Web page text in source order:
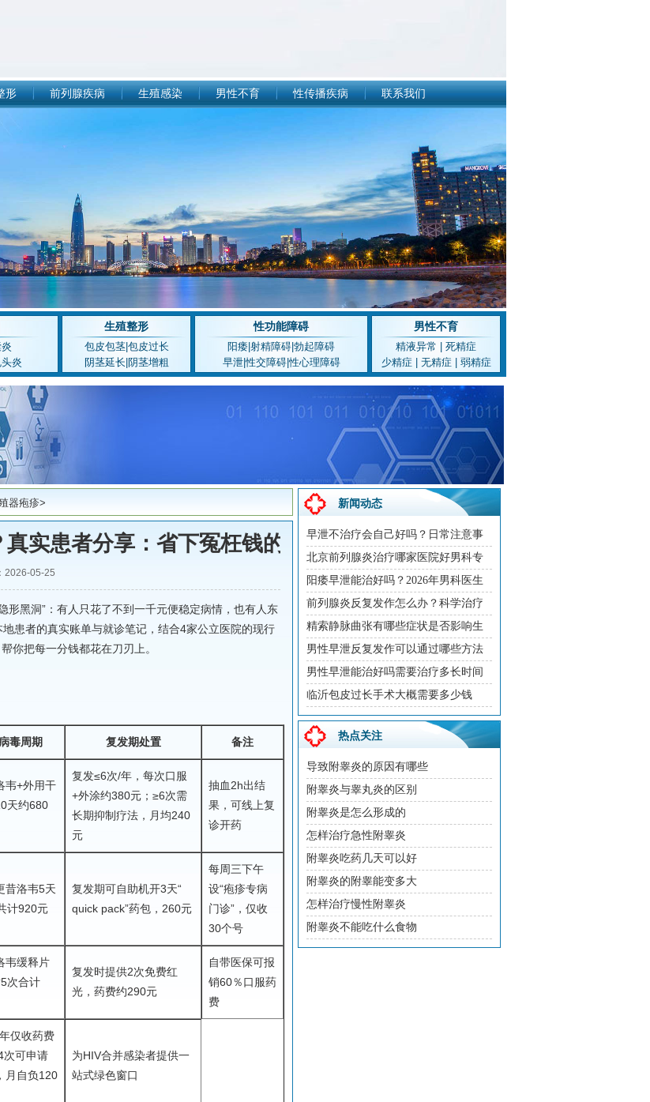
形 前列腺疾病 生殖感染 男性不育 性传播疾病 联系我们
炎
生殖整形
包皮包茎| 包皮过长
阴茎延长 阴茎增粗
性功能障碍
阳痿 射精障碍 勃起障碍
早泄|性交障碍|性心理障碍
男性不育
精液异常
死精症
少精症
无精症 弱精症
器疱疹>
实患者分享：省下冤枉钱的秘密
2026-05-25
形黑洞”：有人只花了不到一千元便稳定病情，也有人东
患者的真实账单与就诊笔记，结合4家公立医院的现行
你把每一分钱都花在刀刃上。
毒周期 复发期处置 备注
韦+外用干
天约680
复发≤6次/年，每次口服
+外涂约380元；≥6次需
长期抑制疗法，月均240
元
抽血2h出结
果，可线上复
诊开药
昔洛韦5天
计920元
复发期可自助机开3天“
quick pack”药包，260元
每周三下午
设“疱疹专病
门诊”，仅收
30个号
韦缓释片
次合计
复发时提供2次免费红
光，药费约290元
自带医保可报
销60％口服药
费
仅收药费
次可申请
月自负120
为HIV合并感染者提供一
站式绿色窗口
新闻动态
早泄不治疗会自己好吗？日常注意事
项
北京前列腺炎治疗哪家医院好男科专
家门诊2026
阳痿早泄能治好吗？2026年男科医生
详解病因与科学治疗方案
前列腺炎反复发作怎么办？科学治疗
方法与日常调理建议
精索静脉曲张有哪些症状是否影响生
育该如何治疗
男性早泄反复发作可以通过哪些方法
有效改善
男性早泄能治好吗需要治疗多长时间
临沂包皮过长手术大概需要多少钱
热点关注
导致附睾炎的原因有哪些
附睾炎与睾丸炎的区别
附睾炎是怎么形成的
怎样治疗急性附睾炎
附睾炎吃药几天可以好
附睾炎的附睾能变多大
怎样治疗慢性附睾炎
附睾炎不能吃什么食物